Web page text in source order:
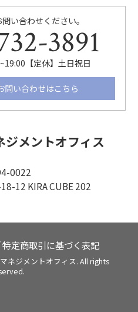
い合わせください。
3891
【定休】土日祝日
問い合わせはこちら
ジメントオフィス
0022
12 KIRA CUBE 202
特定商取引に基づく表記
ネジメントオフィス. All rights